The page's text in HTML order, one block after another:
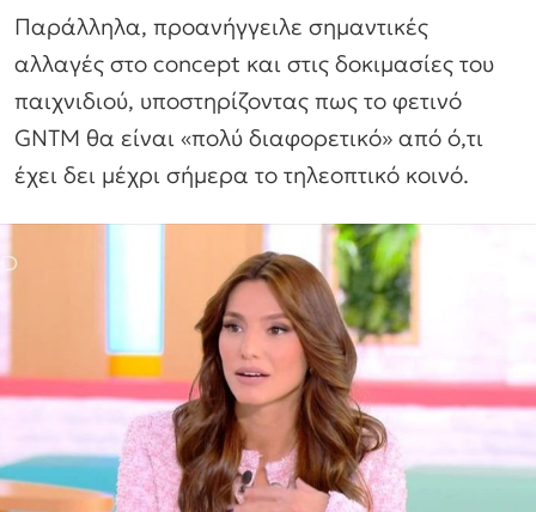
Παράλληλα, προανήγγειλε σημαντικές
αλλαγές στο concept και στις δοκιμασίες του
παιχνιδιού, υποστηρίζοντας πως το φετινό
GNTM θα είναι «πολύ διαφορετικό» από ό,τι
έχει δει μέχρι σήμερα το τηλεοπτικό κοινό.